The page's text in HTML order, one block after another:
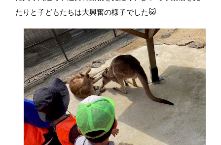
たりと子どもたちは大興奮の様子でした🐱